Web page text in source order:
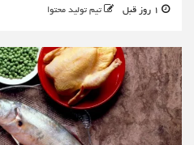
تیم تولید محتوا